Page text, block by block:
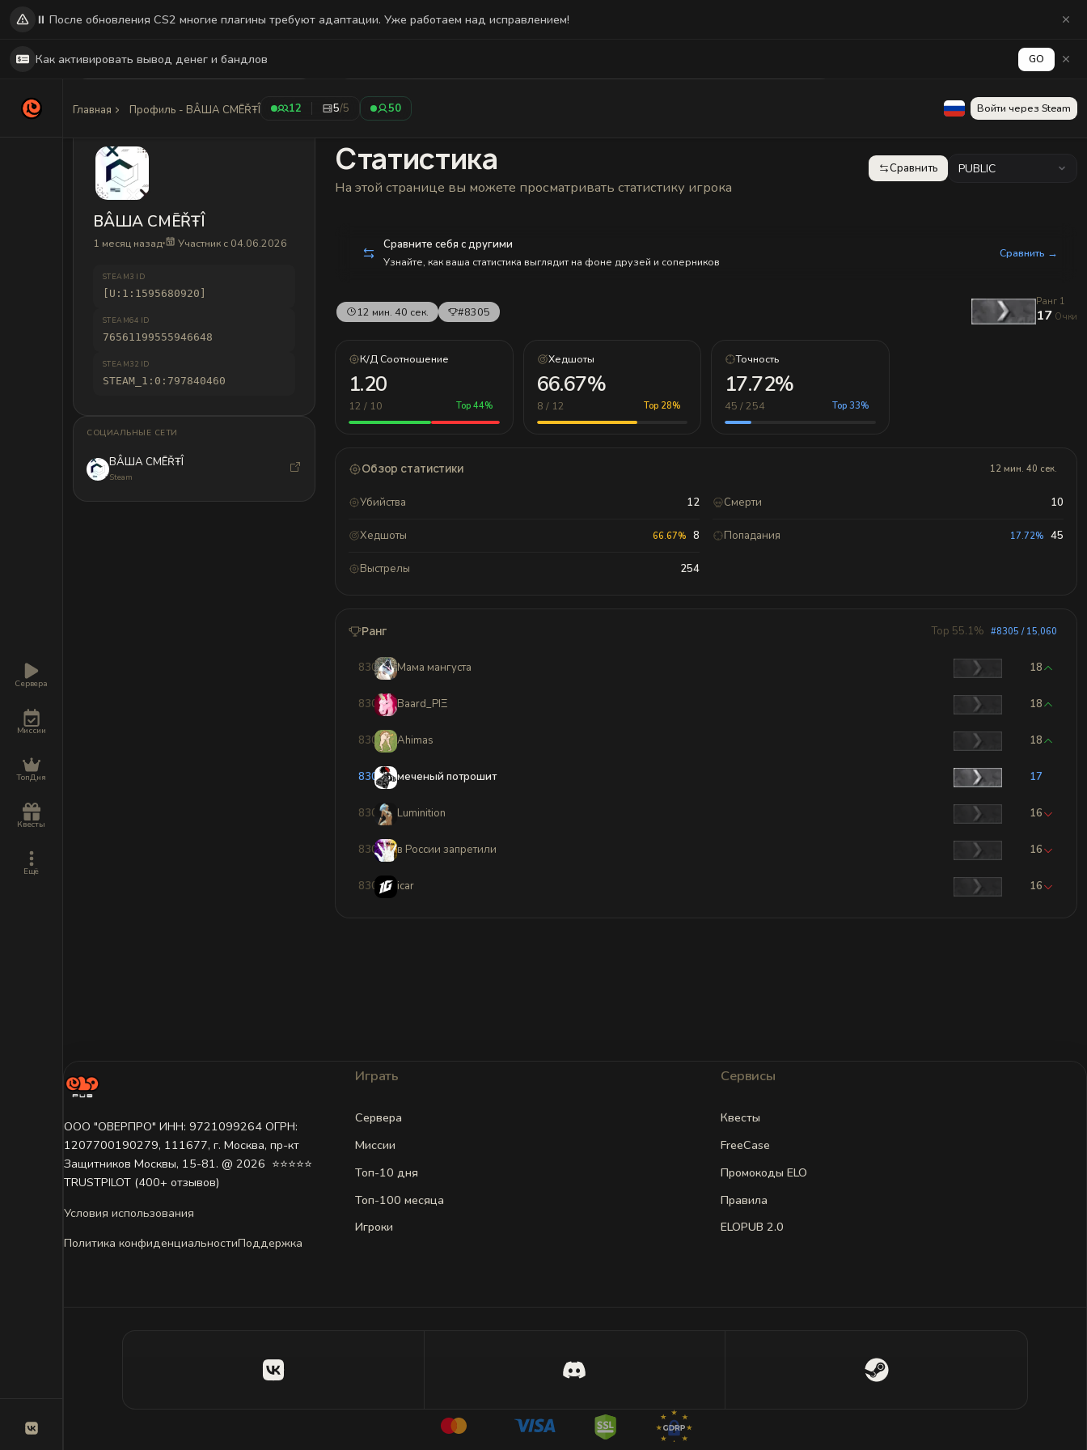
Сервера
Миссии
ТопДня
Квесты
Ещё
Главная Профиль - BÂША CMĒŘŦÎ 12 5/5 50 Войти через Steam
BÂША CMĒŘŦÎ
1 месяц назад Участник с 04.06.2026
STEAM3 ID
[U:1:1595680920]
STEAM64 ID
76561199555946648
STEAM32 ID
STEAM_1:0:797840460
СОЦИАЛЬНЫЕ СЕТИ
BÂША CMĒŘŦÎ
Steam
Статистика
Статистика
На этой странице вы можете просматривать статистику игрока
Сравнить PUBLIC
Сравните себя с другими
Узнайте, как ваша статистика выглядит на фоне друзей и соперников
Сравнить →
12 мин. 40 сек. #8305
Ранг 1
17 Очки
К/Д Соотношение
1.20
12 / 10 Top 44%
Хедшоты
66.67%
8 / 12 Top 28%
Точность
17.72%
45 / 254 Top 33%
Обзор статистики 12 мин. 40 сек.
Убийства 12 Смерти 10
Хедшоты 66.67% 8 Попадания 17.72% 45
Выстрелы 254
Ранг Top 55.1% #8305 / 15,060
8302 Мама мангуста 18
8303 Baard_PIΞ 18
8304 Ahimas 18
8305 меченый потрошит 17
8306 Luminition 16
8307 в Poccии запретили 16
8308 icar 16
ООО "ОВЕРПРО" ИНН: 9721099264 ОГРН:
1207700190279, 111677, г. Москва, пр-кт
Защитников Москвы, 15-81. @ 2026 ㅤ ⭐⭐⭐⭐⭐
TRUSTPILOT (400+ отзывов)
Условия использования
Политика конфиденциальностиПоддержка
Играть
Сервера
Миссии
Топ-10 дня
Топ-100 месяца
Игроки
Сервисы
Квесты
FreeCase
Промокоды ELO
Правила
ELOPUB 2.0
⏸️ После обновления CS2 многие плагины требуют адаптации. Уже работаем над исправлением!
Как активировать вывод денег и бандлов GO